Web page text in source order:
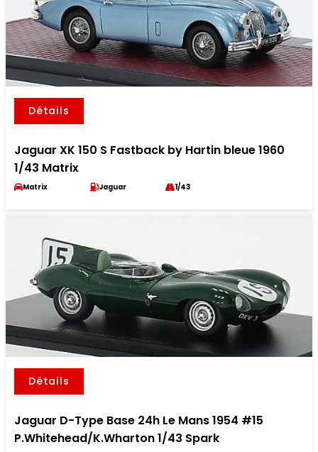
Détails
Jaguar XK 150 S Fastback by Hartin bleue 1960
1/43 Matrix
Matrix Jaguar 1/43
Détails
Jaguar D-Type Base 24h Le Mans 1954 #15
P.Whitehead/K.Wharton 1/43 Spark